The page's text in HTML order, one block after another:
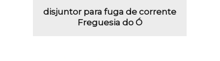
disjuntor para fuga de corrente
Freguesia do Ó